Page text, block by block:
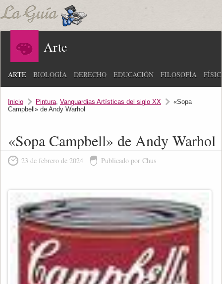
Arte
ARTE BIOLOGÍA DERECHO EDUCACIÓN FILOSOFÍA
Inicio Pintura, Vanguardias Artísticas del siglo XX
«Sopa
Campbell» de Andy Warhol
«Sopa Campbell» de Andy Warhol
23 de febrero de 2024 Publicado por Chus